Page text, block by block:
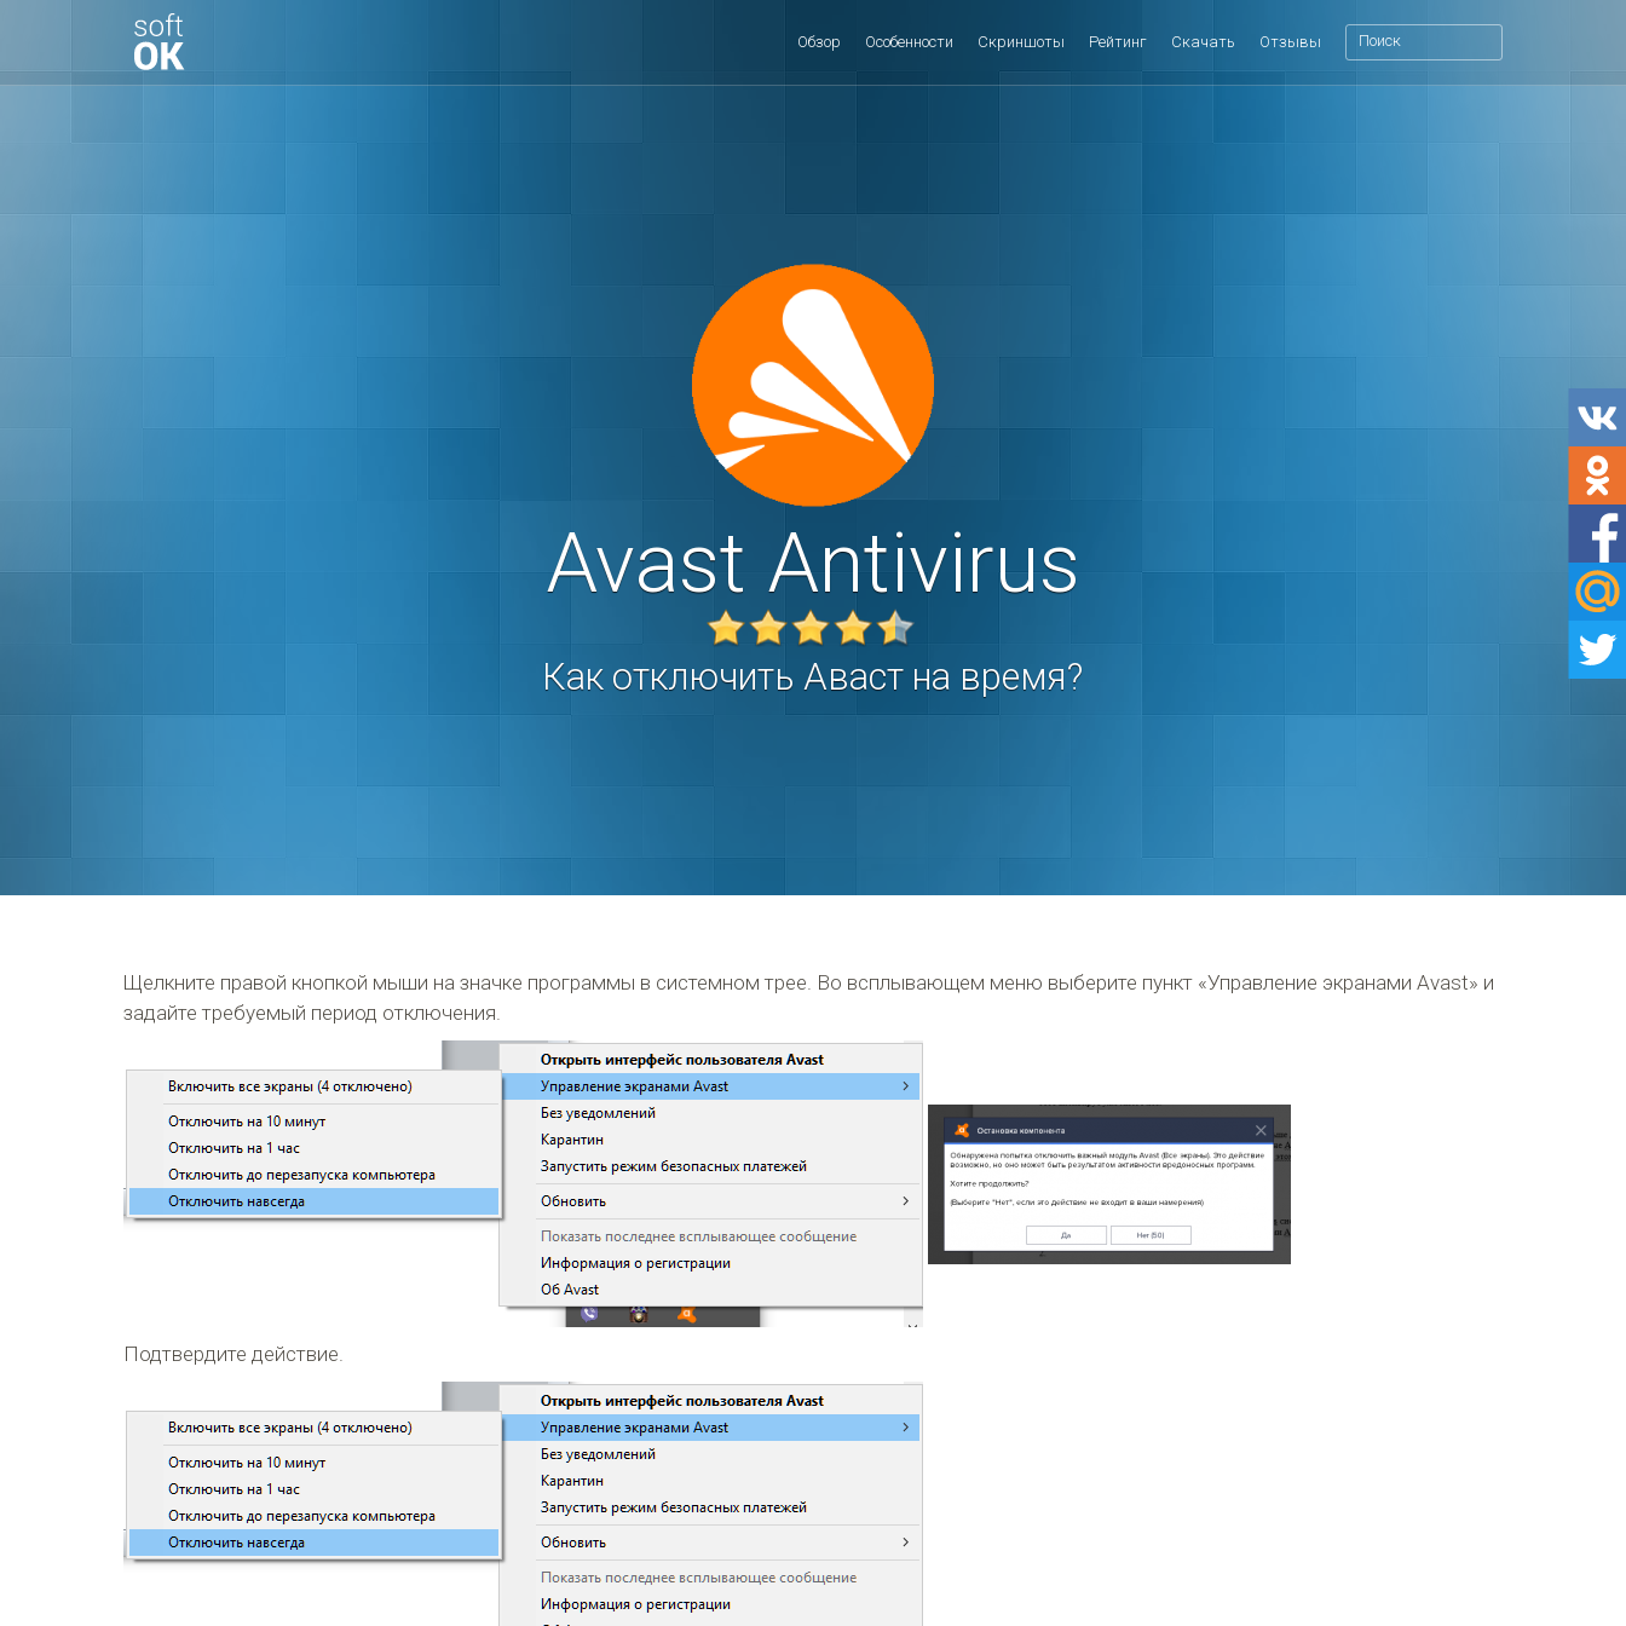
Обзор Особенности Скриншоты Рейтинг Скачать Отзывы
Avast Antivirus
Как отключить Аваст на время?
Щелкните правой кнопкой мыши на значке программы в системном трее. Во всплывающем меню выберите пункт «Управление экранами Avast» и
задайте требуемый период отключения.
Подтвердите действие.